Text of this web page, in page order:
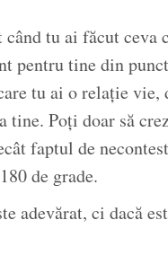
tu ai făcut ceva
pentru tine din
tu ai o relație
Poți doar să
faptul de
de grade.
adevărat, ci dacă